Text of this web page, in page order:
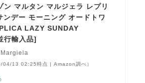
ン マルタン マルジェラ レプリ
ンデー モーニング オードトワ
LAZY SUNDAY
行輸入品]
04/13 02:25時点 | Amazon調べ）